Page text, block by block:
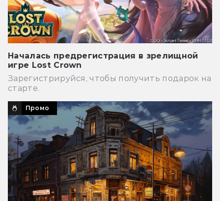
Началась предрегистрация в зрелищной
игре Lost Crown
Зарегистрируйся, чтобы получить подарок на
старте.
Промо